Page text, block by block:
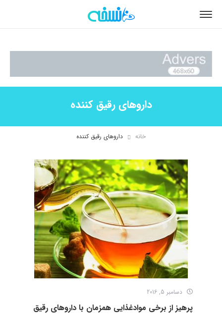
داروهای رقیق کننده
خانه داروهای رقیق کننده
دسامبر 5, 2016
پرهیز از برخی موادغذایی همزمان با داروهای رقیق